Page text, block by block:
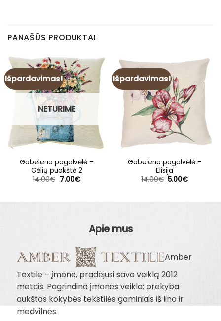
PANAŠŪS PRODUKTAI
Išpardavimas!
NETURIME
Gobeleno pagalvėlė –
Gėlių puokštė 2
14.00€ Original
7.00€Current
Išpardavimas!
Gobeleno pagalvėlė –
Elisija
14.00€ Original
5.00€Current
Apie mus
Amber
Textile – įmonė, pradėjusi savo veiklą 2012
metais. Pagrindinė įmonės veikla: prekyba
aukštos kokybės tekstilės gaminiais iš lino ir
medvilnės.